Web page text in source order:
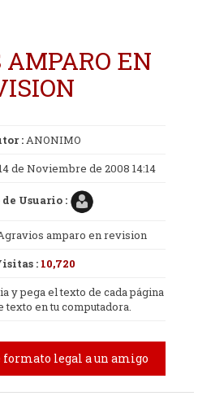
AMPARO EN
:ANONIMO
de Noviembre de 2008 14:14
Usuario :
amparo en revision
: 10,720
y pega el texto de cada página
texto en tu computadora.
formato legal a un amigo